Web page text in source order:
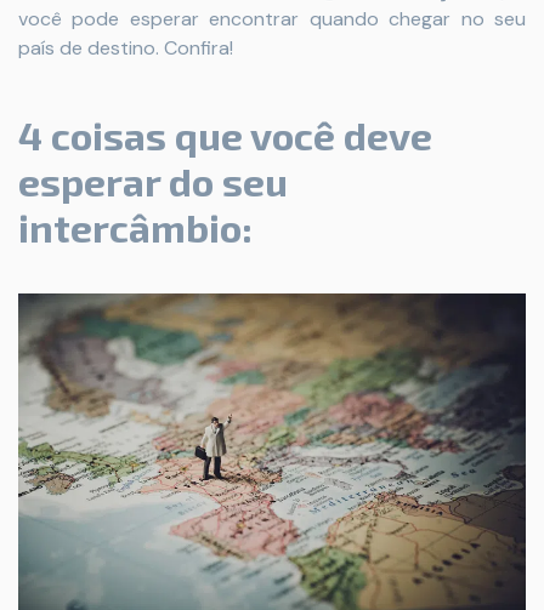
você pode esperar encontrar quando chegar no seu
país de destino. Confira!
4 coisas que você deve
esperar do seu
intercâmbio: